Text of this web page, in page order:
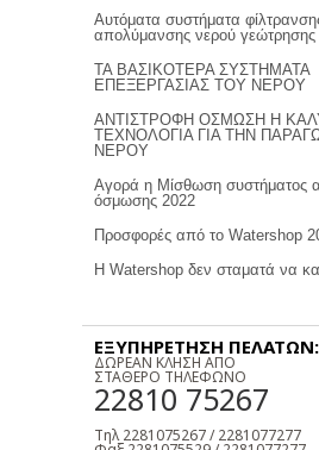
Αυτόματα συστήματα
απολύμανσης νερού γεώτρησης
ΤΑ ΒΑΣΙΚΟΤΕΡΑ ΣΥΣΤΗΜΑΤΑ
ΕΠΕΞΕΡΓΑΣΙΑΣ ΤΟΥ ΝΕΡΟΥ
ΑΝΤΙΣΤΡΟΦΗ ΟΣΜΩΣΗ Η
ΤΕΧΝΟΛΟΓΙΑ ΓΙΑ ΤΗΝ
ΝΕΡΟΥ
Αγορά η Μίσθωση συστήματος
όσμωσης 2022
Προσφορές από το Watershop
Η Watershop δεν σταματά να
ΕΞΥΠΗΡΕΤΗΣΗ ΠΕΛΑΤΩΝ:
ΔΩΡΕΑΝ ΚΛΗΣΗ ΑΠΟ
ΣΤΑΘΕΡΟ ΤΗΛΕΦΩΝΟ
22810 75267
Τηλ 2281075267 / 2281077277